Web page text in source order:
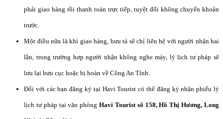
phải giao hàng rồi thanh toán trực tiếp, tuyệt đối không chuyển khoản
trước.
Một điều nữa là khi giao hàng, bưu tá sẽ chỉ liên hệ với người nhận hai
lần, trong trường hợp người nhận không nghe máy, lý lịch tư pháp sẽ
lưu lại bưu cục hoặc bị hoàn về Công An Tỉnh.
Đối với các bạn đăng ký tại Havi Tourist có thể đăng ký nhận phiếu lý
lịch tư pháp tại văn phòngHavi Tourist số 158, Hồ Thị Hương, Long